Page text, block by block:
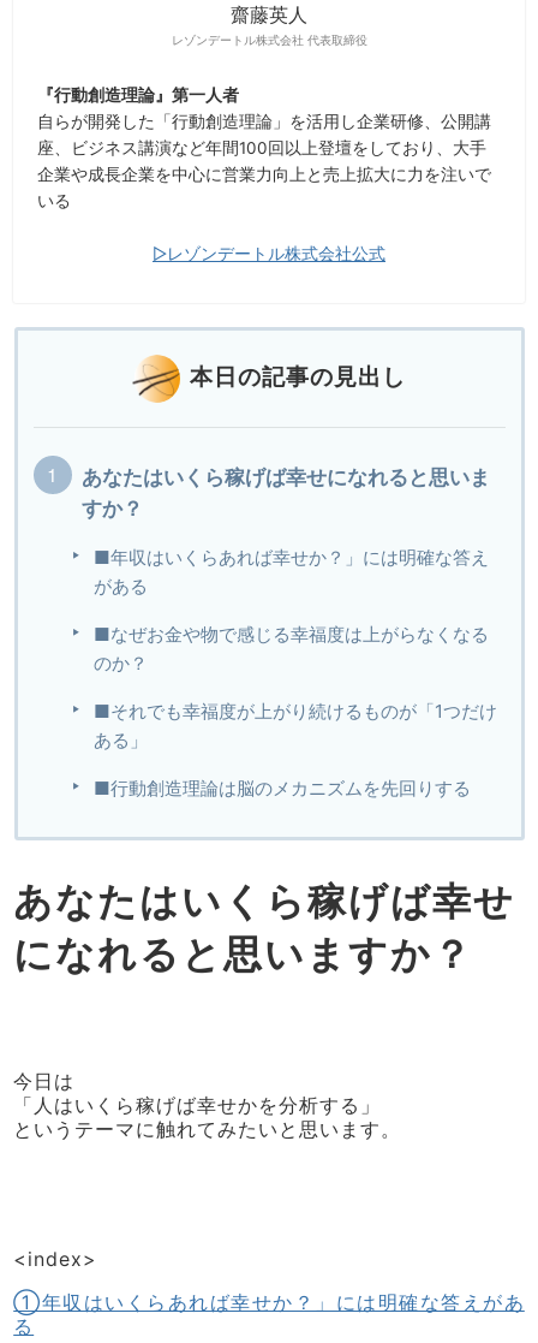
齋藤英人
レゾンデートル株式会社 代表取締役
『行動創造理論』第一人者
自らが開発した「行動創造理論」を活用し企業研修、公開講
座、ビジネス講演など年間100回以上登壇をしており、大手
企業や成長企業を中心に営業力向上と売上拡大に力を注いで
いる
▷レゾンデートル株式会社公式
本日の記事の見出し
あなたはいくら稼げば幸せになれると思いま
すか？
■年収はいくらあれば幸せか？」には明確な答え
がある
■なぜお金や物で感じる幸福度は上がらなくなる
のか？
■それでも幸福度が上がり続けるものが「1つだけ
ある」
■行動創造理論は脳のメカニズムを先回りする
あなたはいくら稼げば幸せ
になれると思いますか？
今日は
「人はいくら稼げば幸せかを分析する」
というテーマに触れてみたいと思います。
<index>
①年収はいくらあれば幸せか？」には明確な答えがあ
る